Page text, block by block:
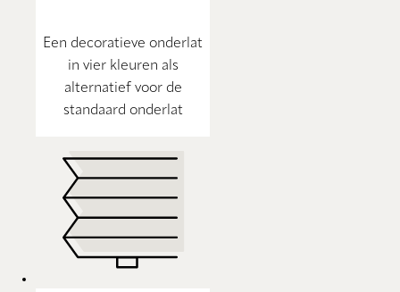
Een decoratieve onderlat
in vier kleuren als
alternatief voor de
standaard onderlat